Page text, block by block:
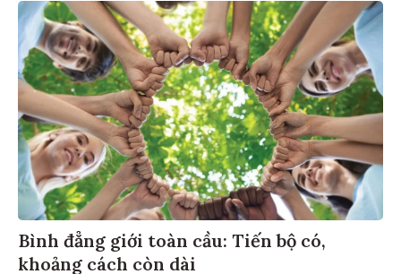
Bình đẳng giới toàn cầu: Tiến bộ có,
khoảng cách còn dài